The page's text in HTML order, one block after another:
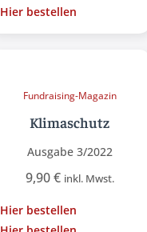
Hier bestellen
Fundraising-Magazin
Klimaschutz
Ausgabe 3/2022
9,90€ inkl. Mwst.
Hier bestellen